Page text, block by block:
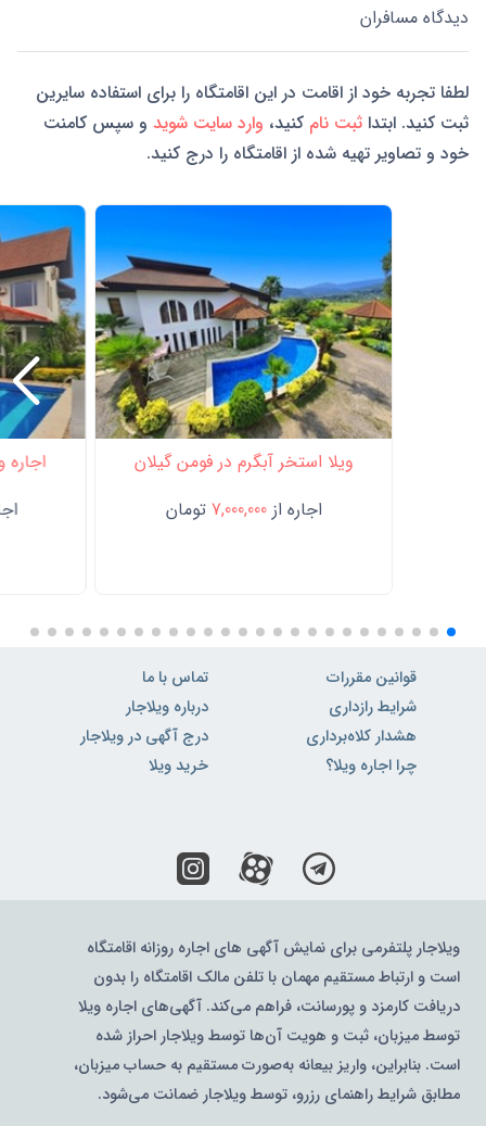
دیدگاه مسافران
لطفا تجربه خود از اقامت در این اقامتگاه را برای استفاده سایرین
ثبت کنید. ابتدا ثبت نام کنید، وارد سایت شوید و سپس کامنت
خود و تصاویر تهیه شده از اقامتگاه را درج کنید.
ویلا استخر آبگرم در فومن گیلان
اجاره از 7,000,000 تومان
اجاره
قوانین مقررات
شرایط رازداری
هشدار کلاه‌برداری
چرا اجاره ویلا؟
تماس با ما
درباره ویلاجار
درج آگهی در ویلاجار
خرید ویلا
ویلاجار پلتفرمی برای نمایش آگهی های اجاره روزانه اقامتگاه
است و ارتباط مستقیم مهمان با تلفن مالک اقامتگاه را بدون
دریافت کارمزد و پورسانت، فراهم می‌کند. آگهی‌های اجاره ویلا
توسط میزبان، ثبت و هویت آن‌ها توسط ویلاجار احراز شده
است. بنابراین، واریز بیعانه به‌صورت مستقیم به حساب میزبان،
مطابق شرایط راهنمای رزرو، توسط ویلاجار ضمانت می‌شود.